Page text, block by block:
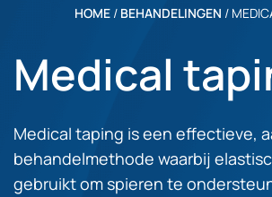
HOME/ BEHANDELINGEN /
Medical
Medical taping is een effectieve,
behandelmethode waarbij
gebruikt om spieren te